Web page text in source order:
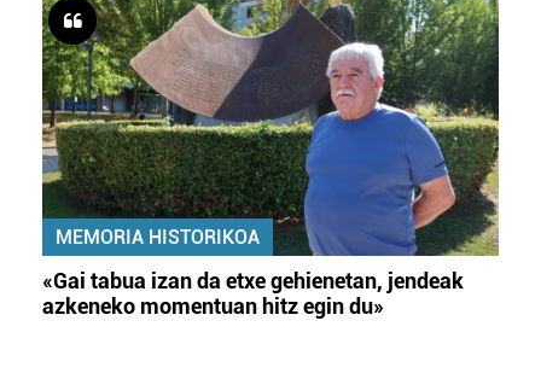
MEMORIA HISTORIKOA
«Gai tabua izan da etxe gehienetan, jendeak
azkeneko momentuan hitz egin du»